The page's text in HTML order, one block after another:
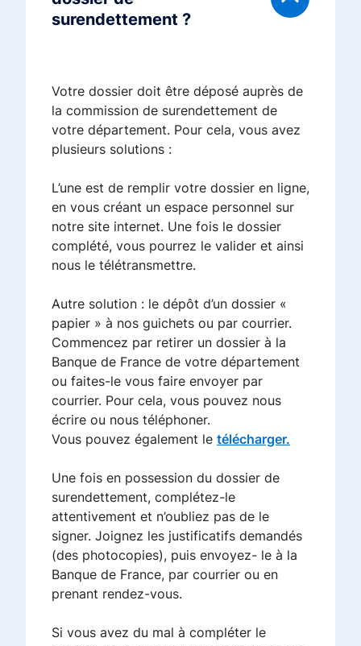
surendettement ?
Votre dossier doit être déposé auprès de
la commission de surendettement de
votre département. Pour cela, vous avez
plusieurs solutions :
L’une est de remplir votre dossier en ligne,
en vous créant un espace personnel sur
notre site internet. Une fois le dossier
complété, vous pourrez le valider et ainsi
nous le télétransmettre.
Autre solution : le dépôt d’un dossier «
papier » à nos guichets ou par courrier.
Commencez par retirer un dossier à la
Banque de France de votre département
ou faites-le vous faire envoyer par
courrier. Pour cela, vous pouvez nous
écrire ou nous téléphoner.
Vous pouvez également le télécharger.
Une fois en possession du dossier de
surendettement, complétez-le
attentivement et n’oubliez pas de le
signer. Joignez les justificatifs demandés
(des photocopies), puis envoyez- le à la
Banque de France, par courrier ou en
prenant rendez-vous.
Si vous avez du mal à compléter le